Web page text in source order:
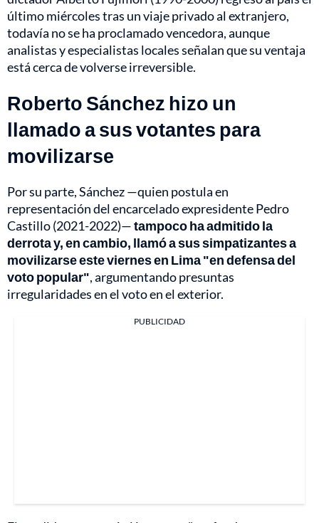
último miércoles tras un viaje privado al extranjero,
todavía no se ha proclamado vencedora, aunque
analistas y especialistas locales señalan que su ventaja
está cerca de volverse irreversible.
Roberto Sánchez hizo un
llamado a sus votantes para
movilizarse
Por su parte, Sánchez —quien postula en
representación del encarcelado expresidente Pedro
Castillo (2021-2022)—tampoco ha admitido la
derrota y, en cambio, llamó a sus simpatizantes a
movilizarse este viernes en Lima "en defensa del
voto popular", argumentando presuntas
irregularidades en el voto en el exterior.
PUBLICIDAD